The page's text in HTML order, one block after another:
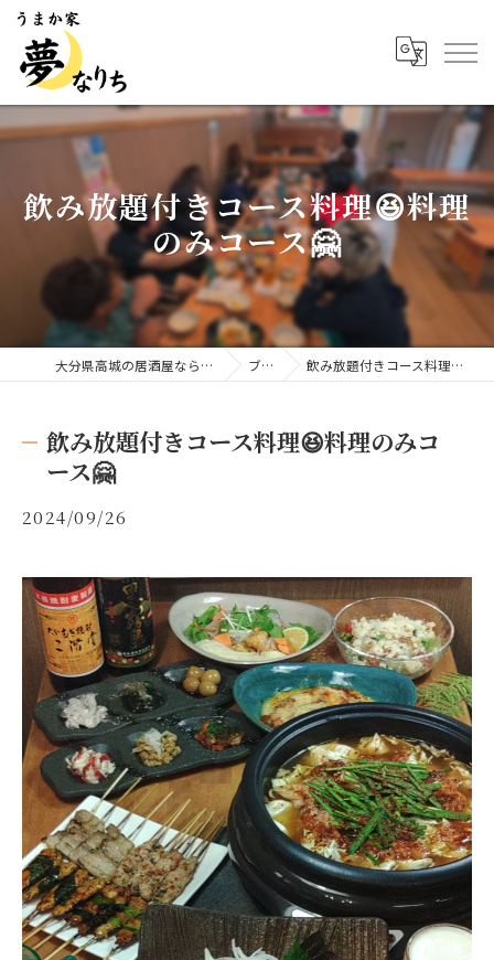
飲み放題付きコース料理😆料理
のみコース🤗
大分県高城の居酒屋ならうまか家 夢なりち ブログ 飲み放題付きコース料理😆料理のみコース🤗
飲み放題付きコース料理😆料理のみコ
ース🤗
2024/09/26